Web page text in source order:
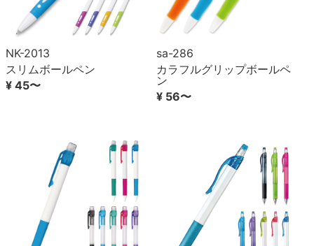
NK-2013
スリムボールペン
¥ 45〜
sa-286
カラフルグリップボールペ
ン
¥ 56〜